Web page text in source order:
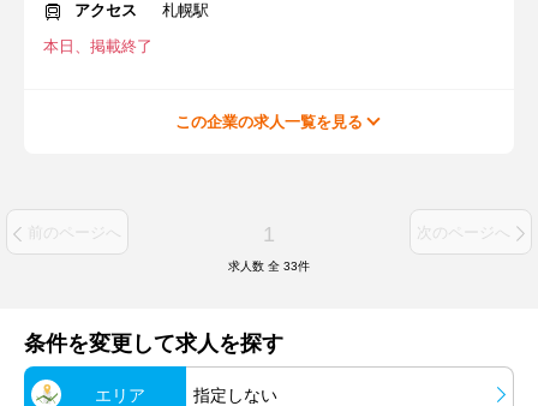
アクセス
札幌駅
本日、掲載終了
この企業の求人一覧を見る
前のページへ 1 次のページへ
求人数 全 33件
条件を変更して求人を探す
エリア 指定しない